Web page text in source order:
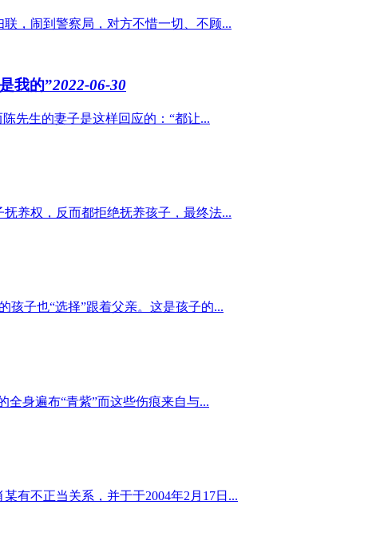
，闹到警察局，对方不惜一切、不顾...
我的”2022-06-30
先生的妻子是这样回应的：“都让...
养权，反而都拒绝抚养孩子，最终法...
孩子也“选择”跟着父亲。这是孩子的...
身遍布“青紫”而这些伤痕来自与...
有不正当关系，并于于2004年2月17日...